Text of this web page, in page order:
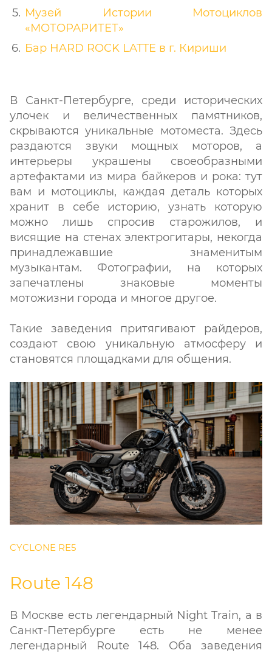
Музей Истории Мотоциклов
«МОТОРАРИТЕТ»
Бар HARD ROCK LATTE в г. Кириши
В Санкт-Петербурге, среди исторических
улочек и величественных памятников,
скрываются уникальные мотоместа. Здесь
раздаются звуки мощных моторов, а
интерьеры украшены своеобразными
артефактами из мира байкеров и рока: тут
вам и мотоциклы, каждая деталь которых
хранит в себе историю, узнать которую
можно лишь спросив старожилов, и
висящие на стенах электрогитары, некогда
принадлежавшие знаменитым
музыкантам. Фотографии, на которых
запечатлены знаковые моменты
мотожизни города и многое другое.
Такие заведения притягивают райдеров,
создают свою уникальную атмосферу и
становятся площадками для общения.
CYCLONE RE5
Route 148
В Москве есть легендарный Night Train, а в
Санкт-Петербурге есть не менее
легендарный Route 148. Оба заведения